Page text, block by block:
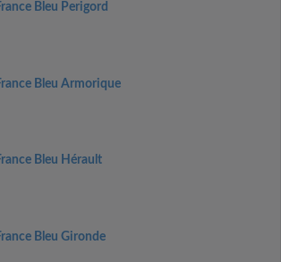
Bleu Perigord
Bleu Armorique
Bleu Hérault
Bleu Gironde